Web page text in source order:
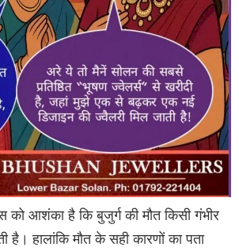
को आशंका है कि बुजुर्ग की मौत किसी गंभीर
है। हालांकि मौत के सही कारणों का पता